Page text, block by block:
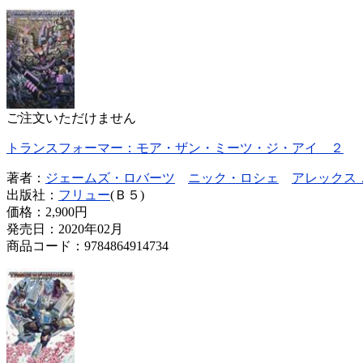
ご注文いただけません
トランスフォーマー：モア・ザン・ミーツ・ジ・アイ ２
著者： ジェームズ・ロバーツ ニック・ロシェ
アレックス
出版社： フリュー(Ｂ５)
価格： 2,900円
発売日：2020年02月
商品コード：9784864914734